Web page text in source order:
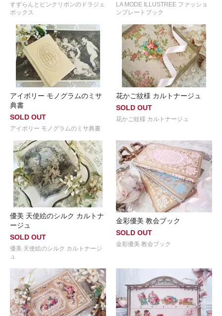
すずらんとピンクリボンのドラジェ
ボックス
LA MODE ILLUSTREE ファッショ
ンプレートブック
アイボリー モノグラムのミサ
典書
SOLD OUT
アイボリー モノグラムのミサ典書
花かご紋様 カルトナージュ
SOLD OUT
花かご紋様 カルトナージュ
優美 天使絵のシルク カルトナ
ージュ
SOLD OUT
優美 天使絵のシルク カルトナージ
ュ
金彩優美 教会ブック
SOLD OUT
金彩優美 教会ブック